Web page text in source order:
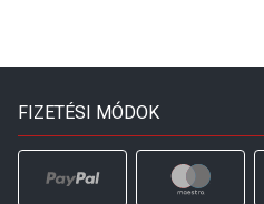
FIZETÉSI MÓDOK